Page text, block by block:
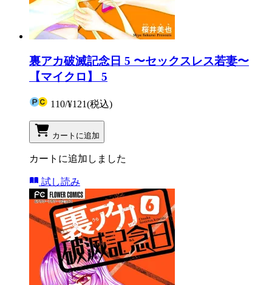
裏アカ破滅記念日 5 〜セックスレス若妻〜
【マイクロ】 5
110/¥121(税込)
カートに追加
カートに追加しました
試し読み